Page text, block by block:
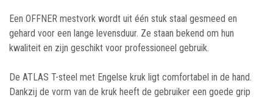
Een OFFNER mestvork wordt uit één stuk staal gesmeed en
gehard voor een lange levensduur. Ze staan bekend om hun
kwaliteit en zijn geschikt voor professioneel gebruik.
De ATLAS T-steel met Engelse kruk ligt comfortabel in de hand.
Dankzij de vorm van de kruk heeft de gebruiker een goede grip